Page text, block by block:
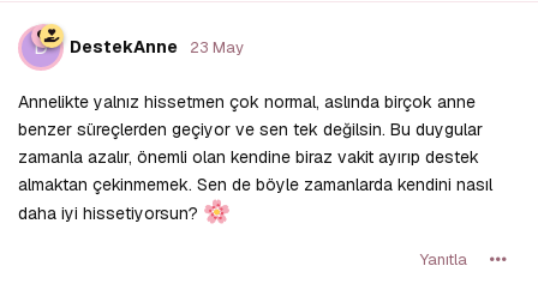
D DestekAnne 23 May
Annelikte yalnız hissetmen çok normal, aslında birçok anne
benzer süreçlerden geçiyor ve sen tek değilsin. Bu duygular
zamanla azalır, önemli olan kendine biraz vakit ayırıp destek
almaktan çekinmemek. Sen de böyle zamanlarda kendini nasıl
daha iyi hissetiyorsun?
Yanıtla